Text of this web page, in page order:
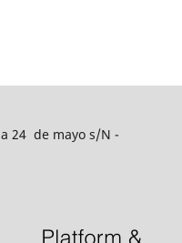
24 de mayo s/N -